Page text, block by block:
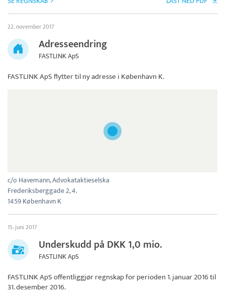
22. november 2017
Adresseendring
FASTLINK ApS
FASTLINK ApSflytter til ny adresse i København K.
c/o Havemann, Advokataktieselska
Frederiksberggade 2, 4.
1459 København K
15. juni 2017
Underskudd på DKK 1,0 mio.
FASTLINK ApS
FASTLINK ApSoffentliggjør regnskap for perioden 1. januar 2016 til
31. desember 2016.